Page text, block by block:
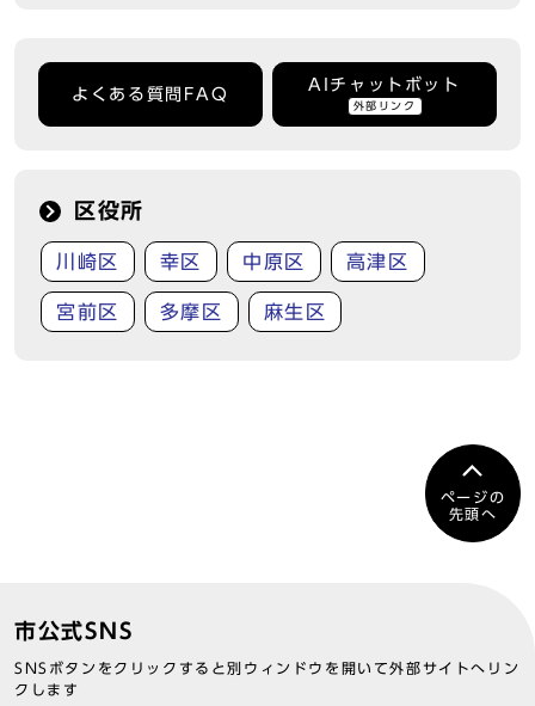
よくある質問FAQ
AIチャットボット
外部リンク
区役所
川崎区 幸区 中原区 高津区
宮前区 多摩区 麻生区
ページの
先頭へ
市公式SNS
SNSボタンをクリックすると別ウィンドウを開いて外部サイトへリン
クします